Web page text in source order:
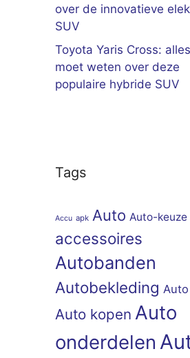
over de innovatieve
SUV
Toyota Yaris Cross:
moet weten over deze
populaire hybride SUV
Tags
Accu apk Auto Auto-keuze
accessoires
Autobanden
Autobekleding
Auto kopen Auto
onderdelen